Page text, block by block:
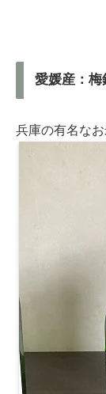
愛媛産：梅
兵庫の有名なお